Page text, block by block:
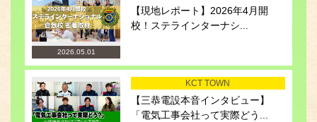
2026.05.01
【現地レポート】2026年4月開
校！ステラインターナシ...
KCT TOWN
【三恭電設本音インタビュー】
「電気工事会社って実際どう...